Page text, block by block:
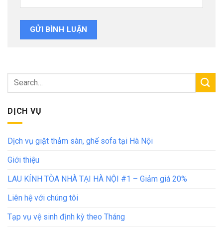
DỊCH VỤ
Dịch vụ giặt thảm sàn, ghế sofa tại Hà Nội
Giới thiệu
LAU KÍNH TÒA NHÀ TẠI HÀ NỘI #1 – Giảm giá 20%
Liên hệ với chúng tôi
Tạp vụ vệ sinh định kỳ theo Tháng